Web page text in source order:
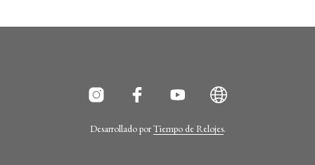
Desarrollado porTiempo de Relojes.